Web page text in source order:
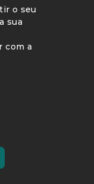
o seu
sua
com a
conteúdo ilegal